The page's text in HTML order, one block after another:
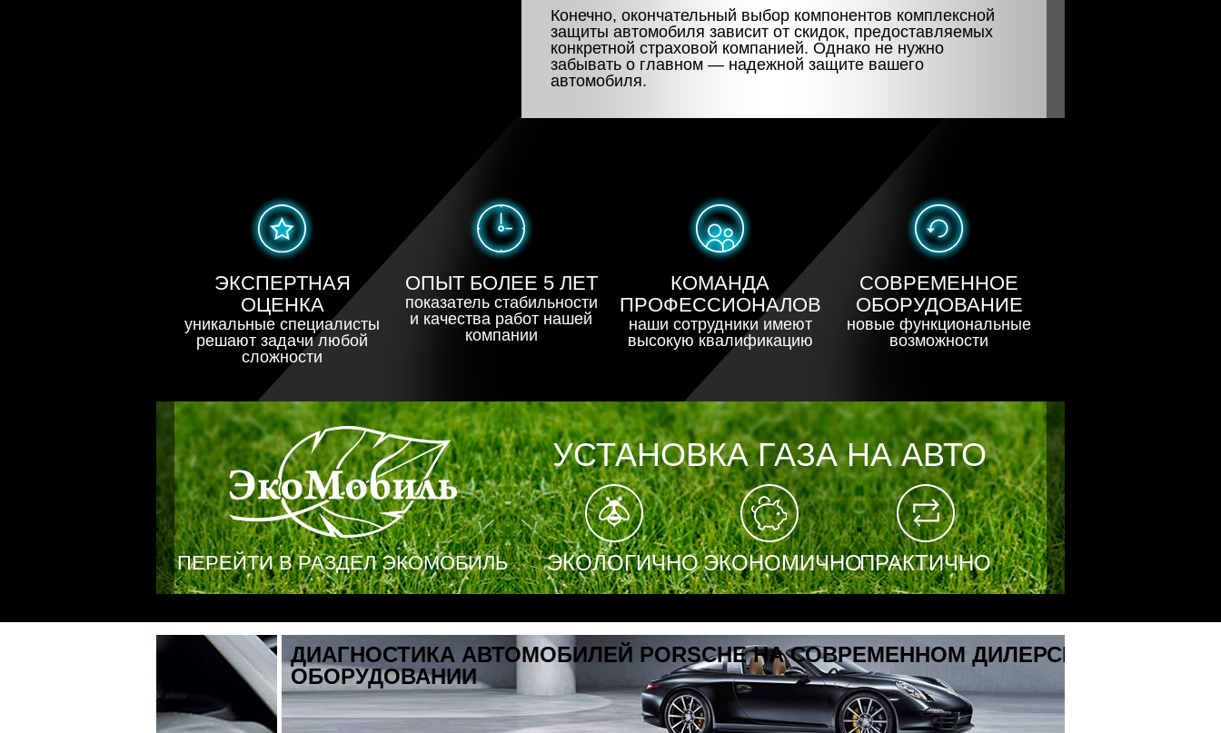
Конечно, окончательный выбор компонентов комплексной
защиты автомобиля зависит от скидок, предоставляемых
конкретной страховой компанией. Однако не нужно
забывать о главном — надежной защите вашего
автомобиля.
ЭКСПЕРТНАЯ
ОЦЕНКА
уникальные специалисты
решают задачи любой
сложности
ОПЫТ БОЛЕЕ 5 ЛЕТ
показатель стабильности
и качества работ нашей
компании
КОМАНДА
ПРОФЕССИОНАЛОВ
наши сотрудники имеют
высокую квалификацию
СОВРЕМЕННОЕ
ОБОРУДОВАНИЕ
новые функциональные
возможности
Экомобиль
ПЕРЕЙТИ В РАЗДЕЛ ЭКОМОБИЛЬ
УСТАНОВКА ГАЗА НА АВТО
ЭКОЛОГИЧНОЭКОНОМИЧНОПРАКТИЧНО
ДИАГНОСТИКА АВТОМОБИЛЕЙ PORSCHE НА СОВРЕМЕННОМ ДИЛЕРСКОМ
ОБОРУДОВАНИИ